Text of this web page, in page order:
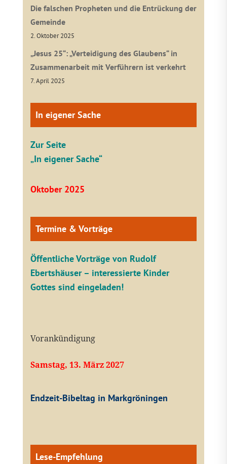
Die falschen Propheten und die Entrückung der
Gemeinde
2. Oktober 2025
„Jesus 25“: „Verteidigung des Glaubens“ in
Zusammenarbeit mit Verführern ist verkehrt
7. April 2025
In eigener Sache
Zur Seite
„In eigener Sache“
Oktober 2025
Termine & Vorträge
Öffentliche Vorträge von Rudolf
Ebertshäuser – interessierte Kinder
Gottes sind eingeladen!
Vorankündigung
Samstag, 13. März 2027
Endzeit-Bibeltag in Markgröningen
Lese-Empfehlung